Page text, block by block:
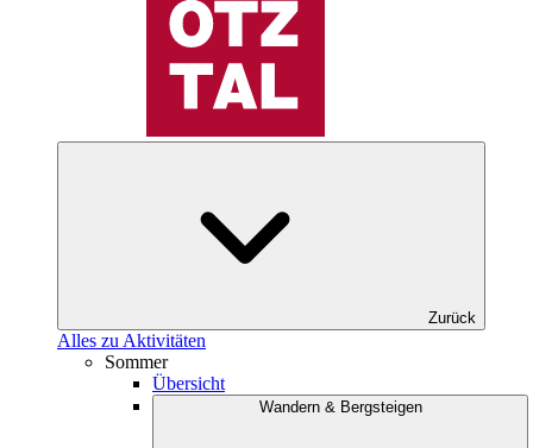
Zurück
Alles zu Aktivitäten
Sommer
Übersicht
Wandern & Bergsteigen